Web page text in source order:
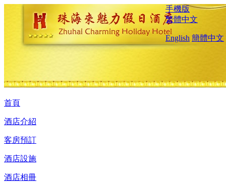
手機版
繁體中文
English 簡體中文
首頁
酒店介紹
客房預訂
酒店設施
酒店相冊